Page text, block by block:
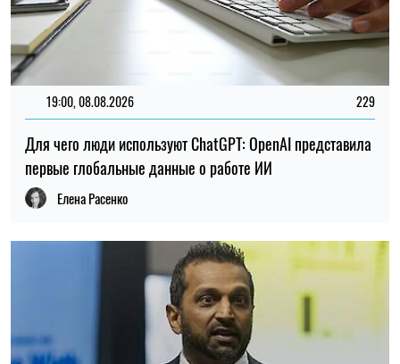
19:00, 08.08.2026 229
Для чего люди используют ChatGPT: OpenAI представила
первые глобальные данные о работе ИИ
Елена Расенко